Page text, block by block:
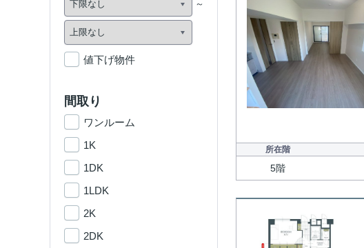
所在階
5階
値下げ物件
間取り
ワンルーム
1K
1DK
1LDK
2K
2DK